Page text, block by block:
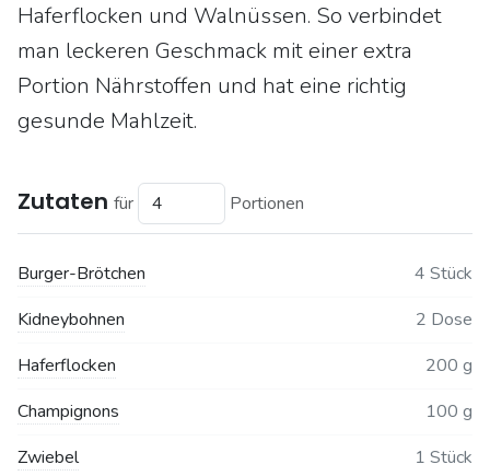
Haferflocken und Walnüssen. So verbindet
man leckeren Geschmack mit einer extra
Portion Nährstoffen und hat eine richtig
gesunde Mahlzeit.
Zutaten für Portionen
Burger-Brötchen
4 Stück
Kidneybohnen
2 Dose
Haferflocken
200 g
Champignons
100 g
Zwiebel
1 Stück